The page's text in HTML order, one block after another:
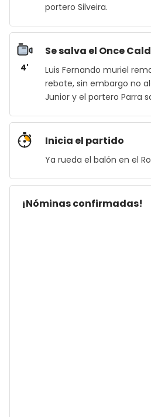
portero Silveira.
4'
Se salva el Once
Luis Fernando muriel
rebote, sin embargo no
Junior y el portero Parra
Inicia el partido
Ya rueda el balón en el
¡Nóminas confirmadas!